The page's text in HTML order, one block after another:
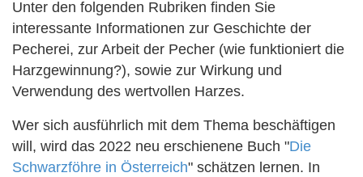
Unter den folgenden Rubriken finden Sie
interessante Informationen zur Geschichte der
Pecherei, zur Arbeit der Pecher (wie funktioniert die
Harzgewinnung?), sowie zur Wirkung und
Verwendung des wertvollen Harzes.
Wer sich ausführlich mit dem Thema beschäftigen
will, wird das 2022 neu erschienene Buch "Die
Schwarzföhre in Österreich" schätzen lernen. In